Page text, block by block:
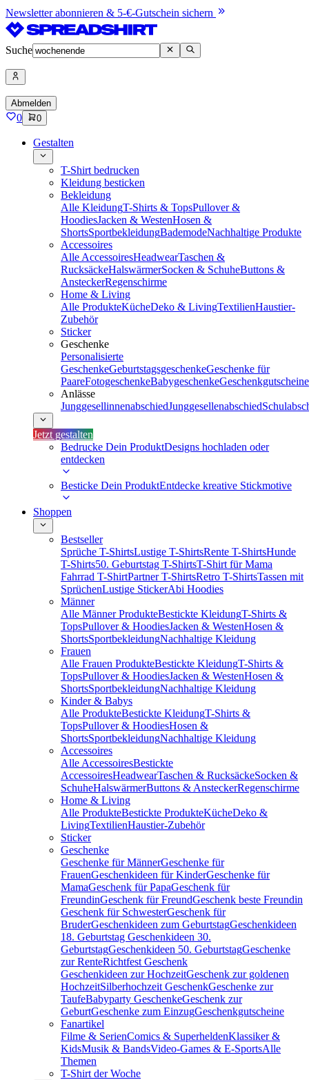
Newsletter abonnieren & 5-€-Gutschein sichern
Suche
Abmelden
0 0
Gestalten
T-Shirt bedrucken
Kleidung besticken
Bekleidung
Alle KleidungT-Shirts & TopsPullover &
HoodiesJacken & WestenHosen &
ShortsSportbekleidungBademodeNachhaltige Produkte
Accessoires
Alle AccessoiresHeadwearTaschen &
RucksäckeHalswärmerSocken & SchuheButtons &
AnsteckerRegenschirme
Home & Living
Alle ProdukteKücheDeko & LivingTextilienHaustier-
Zubehör
Sticker
Geschenke
Personalisierte
GeschenkeGeburtstagsgeschenkeGeschenke für
PaareFotogeschenkeBabygeschenkeGeschenkgutscheine
Anlässe
JunggesellinnenabschiedJunggesellenabschied
Jetzt gestalten
Bedrucke Dein ProduktDesigns hochladen oder
entdecken
Besticke Dein ProduktEntdecke kreative Stickmotive
Shoppen
Bestseller
Sprüche T-ShirtsLustige T-ShirtsRente T-ShirtsHunde
T-Shirts50. Geburtstag T-ShirtsT-Shirt für Mama
Fahrrad T-ShirtPartner T-ShirtsRetro T-ShirtsTassen mit
SprüchenLustige StickerAbi Hoodies
Männer
Alle Männer ProdukteBestickte KleidungT-Shirts &
TopsPullover & HoodiesJacken & WestenHosen &
ShortsSportbekleidungNachhaltige Kleidung
Frauen
Alle Frauen ProdukteBestickte KleidungT-Shirts &
TopsPullover & HoodiesJacken & WestenHosen &
ShortsSportbekleidungNachhaltige Kleidung
Kinder & Babys
Alle ProdukteBestickte KleidungT-Shirts &
TopsPullover & HoodiesHosen &
ShortsSportbekleidungNachhaltige Kleidung
Accessoires
Alle AccessoiresBestickte
AccessoiresHeadwearTaschen & RucksäckeSocken &
SchuheHalswärmerButtons & AnsteckerRegenschirme
Home & Living
Alle ProdukteBestickte ProdukteKücheDeko &
LivingTextilienHaustier-Zubehör
Sticker
Geschenke
Geschenke für MännerGeschenke für
FrauenGeschenkideen für KinderGeschenke für
MamaGeschenk für PapaGeschenk für
FreundinGeschenk für FreundGeschenk beste Freundin
Geschenk für SchwesterGeschenk für
BruderGeschenkideen zum GeburtstagGeschenkideen
18. Geburtstag Geschenkideen 30.
GeburtstagGeschenkideen 50. GeburtstagGeschenke
zur RenteRichtfest Geschenk
Geschenkideen zur HochzeitGeschenk zur goldenen
HochzeitSilberhochzeit GeschenkGeschenke zur
TaufeBabyparty GeschenkeGeschenk zur
GeburtGeschenke zum EinzugGeschenkgutscheine
Fanartikel
Filme & SerienComics & SuperheldenKlassiker &
KidsMusik & BandsVideo-Games & E-SportsAlle
Themen
T-Shirt der Woche